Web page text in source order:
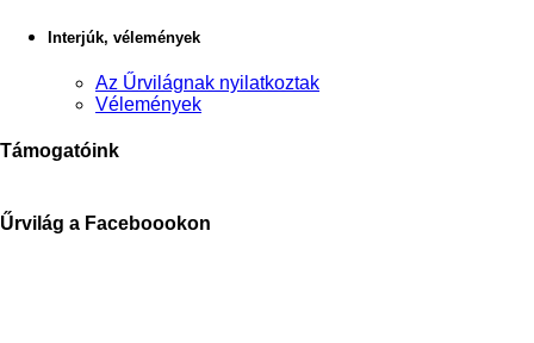
Interjúk, vélemények
Az Űrvilágnak nyilatkoztak
Vélemények
Támogatóink
Űrvilág a Faceboookon